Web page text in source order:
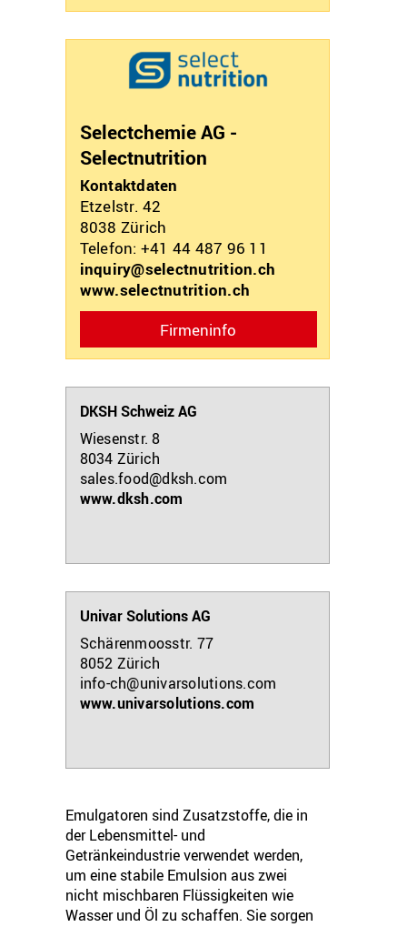
Firmeninfo
Selectchemie AG -
Selectnutrition
Kontaktdaten
Etzelstr. 42
8038 Zürich
Telefon: +41 44 487 96 11
inquiry@selectnutrition.ch
www.selectnutrition.ch
DKSH Schweiz AG
Wiesenstr. 8
8034 Zürich
sales.food@dksh.com
www.dksh.com
Univar Solutions AG
Schärenmoosstr. 77
8052 Zürich
info-ch@univarsolutions.com
www.univarsolutions.com
Emulgatoren sind Zusatzstoffe, die in
der Lebensmittel- und
Getränkeindustrie verwendet werden,
um eine stabile Emulsion aus zwei
nicht mischbaren Flüssigkeiten wie
Wasser und Öl zu schaffen. Sie sorgen